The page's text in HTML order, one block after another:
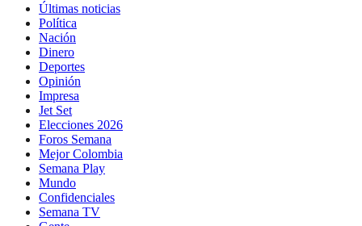
Últimas noticias
Política
Nación
Dinero
Deportes
Opinión
Impresa
Jet Set
Elecciones 2026
Foros Semana
Mejor Colombia
Semana Play
Mundo
Confidenciales
Semana TV